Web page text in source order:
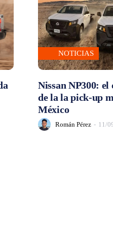
NOTICIAS
Nissan NP300:
de la la pick-up
México
Román Pérez - 11/